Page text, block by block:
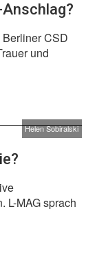
CSD
und
Helen Sobiralski
L-MAG sprach